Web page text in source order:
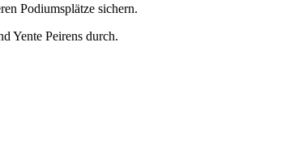
Podiumsplätze sichern.
Yente Peirens durch.